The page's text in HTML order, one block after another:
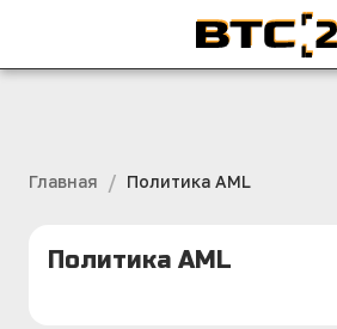
Главная / Политика AML
Политика AML